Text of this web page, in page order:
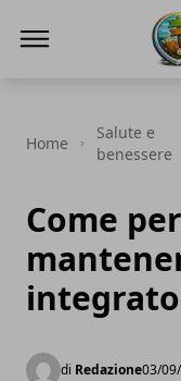
Home
Salute e
benessere
Come
di Redazione03/